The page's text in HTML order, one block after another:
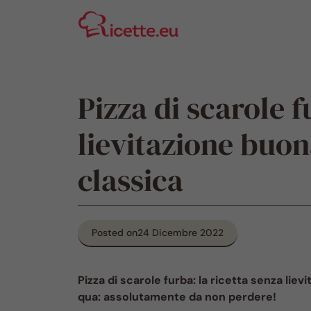
Pizza di scarole
lievitazione
classica
Posted on24 Dicembre 2022
Pizza di scarole furba: la ricetta senza
qua: assolutamente da non perdere!